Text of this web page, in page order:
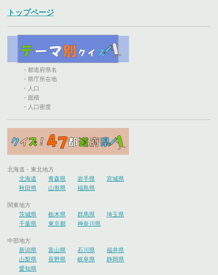
トップページ
・都道府県名
・県庁所在地
・人口
・面積
・人口密度
北海道・東北地方
北海道
青森県 岩手県
宮城県
秋田県
山形県 福島県
関東地方
茨城県
栃木県 群馬県
埼玉県
千葉県
東京都 神奈川県
中部地方
新潟県
富山県 石川県
福井県
山梨県
長野県 岐阜県
静岡県
愛知県